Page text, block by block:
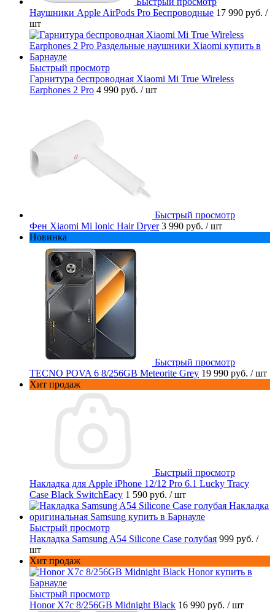
Наушники Apple AirPods Pro Беспроводные 17 990 руб. /
шт
Быстрый просмотр
Гарнитура беспроводная Xiaomi Mi True Wireless
Earphones 2 Pro 4 990 руб. / шт
Быстрый просмотр
Фен Xiaomi Mi Ionic Hair Dryer 3 990 руб. / шт
Новинка
Быстрый просмотр
TECNO POVA 6 8/256GB Meteorite Grey 19 990 руб. / шт
Хит продаж
Быстрый просмотр
Накладка для Apple iPhone 12/12 Pro 6.1 Lucky Tracy
Case Black SwitchEacy 1 590 руб. / шт
Быстрый просмотр
Накладка Samsung A54 Silicone Case голубая 999 руб. /
шт
Хит продаж
Быстрый просмотр
Honor X7c 8/256GB Midnight Black 16 990 руб. / шт